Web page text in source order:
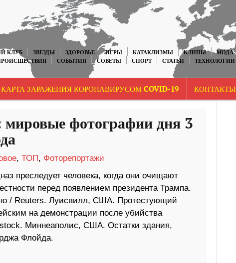
КЛУБ ЗВЕЗДЫ ЗДОРОВЬЕ ИГРЫ КАТАКЛИЗМЫ КЛИПЫ МОДА
СОБЫТИЯ СОВЕТЫ СПОРТ СТАТЬИ ТЕХНОЛОГИИ
КАРТА ЗАРАЖЕНИЯ КОРОНАВИРУСОМ COVID-19 КОНТАКТЫ
мировые фотографии дня 3
, ТОП, Фоторепортажи
преследует человека, когда они очищают
перед появлением президента Трампа.
/ Reuters. Луисвилл, США. Протестующий
на демонстрации после убийства
Миннеаполис, США. Остатки здания,
Флойда.